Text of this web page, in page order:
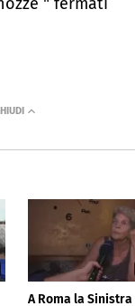
A Roma la Sinistra